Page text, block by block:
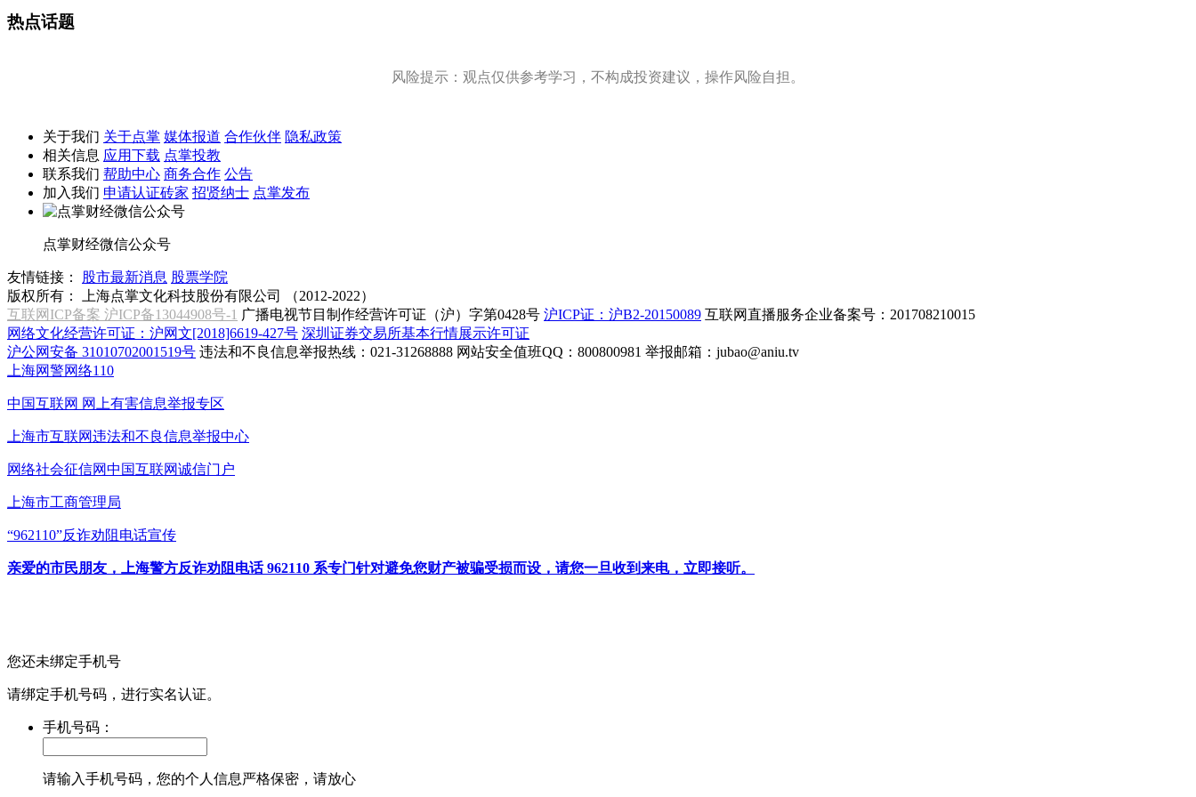
热点话题
风险提示：观点仅供参考学习，不构成投资建议，操作风险自担。
关于我们 关于点掌 媒体报道 合作伙伴 隐私政策
相关信息 应用下载 点掌投教
联系我们 帮助中心 商务合作 公告
加入我们 申请认证砖家 招贤纳士 点掌发布
点掌财经微信公众号
友情链接： 股市最新消息 股票学院
版权所有：
上海点掌文化科技股份有限公司 （2012-2022）
互联网ICP备案 沪ICP备13044908号-1 广播电视节目制作经营许可证（沪）字第0428号 沪ICP证：沪B2-20150089 互联网直播服务企业备案号：201708210015
网络文化经营许可证：沪网文[2018]6619-427号 深圳证券交易所基本行情展示许可证
沪公网安备 31010702001519号 违法和不良信息举报热线：021-31268888 网站安全值班QQ：800800981 举报邮箱： jubao@aniu.tv
上海网警网络110
中国互联网 网上有害信息举报专区
上海市互联网违法和不良信息举报中心
网络社会征信网中国互联网诚信门户
上海市工商管理局
“962110”反诈劝阻电话宣传
亲爱的市民朋友，上海警方反诈劝阻电话 962110 系专门针对避免您财产被骗受损而设，请您一旦收到来电，立即接听。
您还未绑定手机号
请绑定手机号码，进行实名认证。
手机号码：
请输入手机号码，您的个人信息严格保密，请放心